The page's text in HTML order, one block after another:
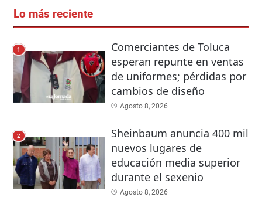
Lo más reciente
1
Comerciantes de Toluca
esperan repunte en ventas
de uniformes; pérdidas por
cambios de diseño
Agosto 8, 2026
2
Sheinbaum anuncia 400 mil
nuevos lugares de
educación media superior
durante el sexenio
Agosto 8, 2026